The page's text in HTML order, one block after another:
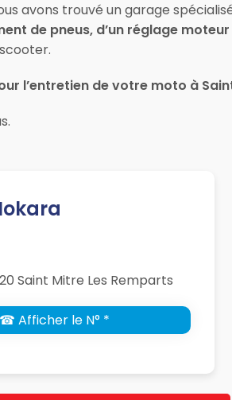
avons trouvé un garage
de pneus, d’un réglage
l’entretien de votre moto à
Saint Mitre Les Remparts
☎ Afficher le N° *